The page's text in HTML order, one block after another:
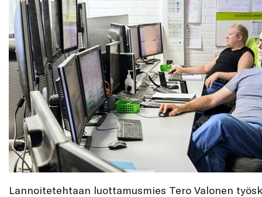
Lannoitetehtaan luottamusmies Tero Valonen